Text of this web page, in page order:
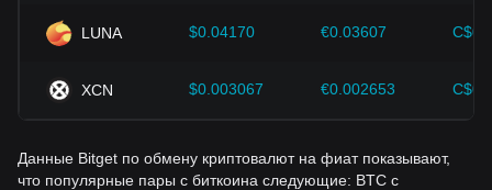
LUNA $0.04170 €0.03607
XCN $0.003067 €0.002653
Данные Bitget по обмену криптовалют на фиат показывают,
что популярные пары с биткоина следующие: BTC с